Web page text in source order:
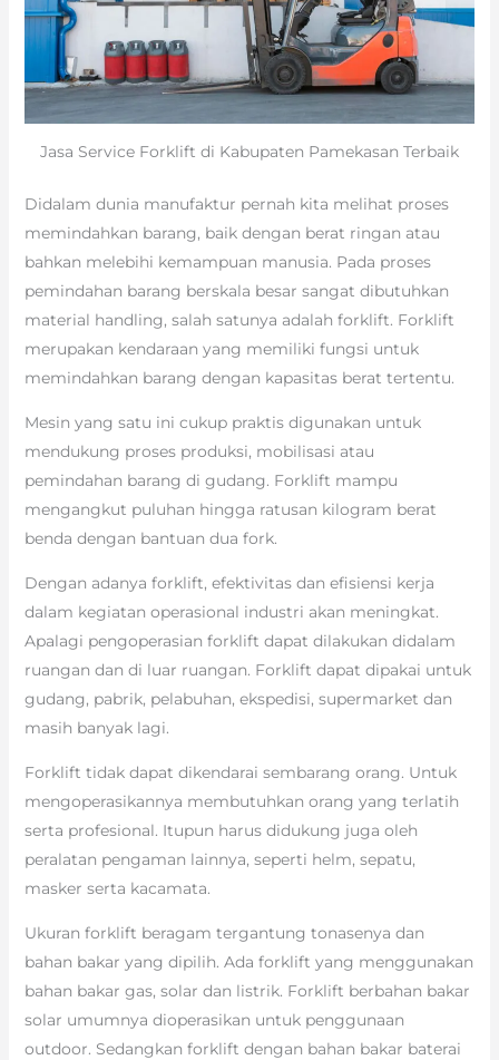
Jasa Service Forklift di Kabupaten Pamekasan Terbaik
Didalam dunia manufaktur pernah kita melihat proses
memindahkan barang, baik dengan berat ringan atau
bahkan melebihi kemampuan manusia. Pada proses
pemindahan barang berskala besar sangat dibutuhkan
material handling, salah satunya adalah forklift. Forklift
merupakan kendaraan yang memiliki fungsi untuk
memindahkan barang dengan kapasitas berat tertentu.
Mesin yang satu ini cukup praktis digunakan untuk
mendukung proses produksi, mobilisasi atau
pemindahan barang di gudang. Forklift mampu
mengangkut puluhan hingga ratusan kilogram berat
benda dengan bantuan dua fork.
Dengan adanya forklift, efektivitas dan efisiensi kerja
dalam kegiatan operasional industri akan meningkat.
Apalagi pengoperasian forklift dapat dilakukan didalam
ruangan dan di luar ruangan. Forklift dapat dipakai untuk
gudang, pabrik, pelabuhan, ekspedisi, supermarket dan
masih banyak lagi.
Forklift tidak dapat dikendarai sembarang orang. Untuk
mengoperasikannya membutuhkan orang yang terlatih
serta profesional. Itupun harus didukung juga oleh
peralatan pengaman lainnya, seperti helm, sepatu,
masker serta kacamata.
Ukuran forklift beragam tergantung tonasenya dan
bahan bakar yang dipilih. Ada forklift yang menggunakan
bahan bakar gas, solar dan listrik. Forklift berbahan bakar
solar umumnya dioperasikan untuk penggunaan
outdoor. Sedangkan forklift dengan bahan bakar baterai